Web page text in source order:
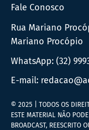
Fale Conosco
Rua Mariano
Mariano Procópio
WhatsApp:(32)
E-mail:
© 2025 | TODOS OS
ESTE MATERIAL NÃO
BROADCAST, REESCRITO